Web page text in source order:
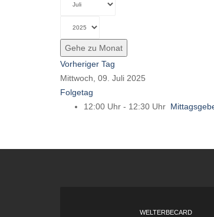
Gehe zu Monat
Vorheriger Tag
Mittwoch, 09. Juli 2025
Folgetag
12:00 Uhr - 12:30 Uhr
WELTERBECARD